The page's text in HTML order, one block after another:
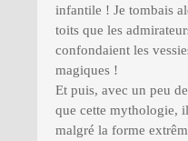
infantile ! Je tombais
toits que les
confondaient les
magiques !
Et puis, avec un peu
que cette mythologie,
malgré la forme